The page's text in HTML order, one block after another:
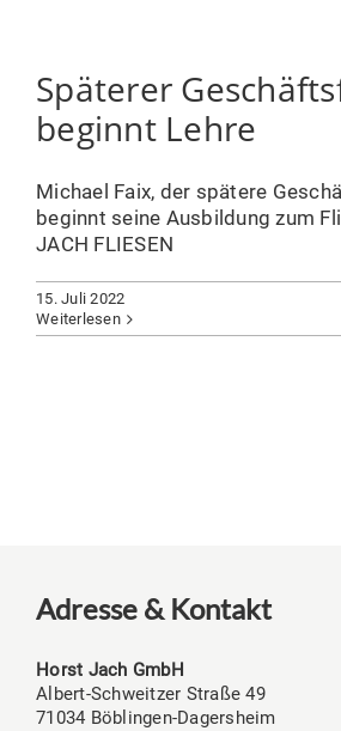
Späterer
beginnt Lehre
Michael Faix, der spätere
beginnt seine Ausbildung zum
JACH FLIESEN
15. Juli 2022
Weiterlesen
Adresse & Kontakt
Horst Jach GmbH
Albert-Schweitzer Straße 49
71034 Böblingen-Dagersheim